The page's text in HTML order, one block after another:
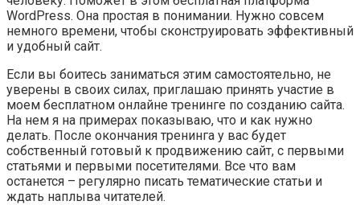
WordPress. Она простая в понимании. Нужно совсем
немного времени, чтобы сконструировать эффективный
и удобный сайт.
Если вы боитесь заниматься этим самостоятельно, не
уверены в своих силах, приглашаю принять участие в
моем бесплатном онлайне тренинге по созданию сайта.
На нем я на примерах показываю, что и как нужно
делать. После окончания тренинга у вас будет
собственный готовый к продвижению сайт, с первыми
статьями и первыми посетителями. Все что вам
останется – регулярно писать тематические статьи и
ждать наплыва читателей.